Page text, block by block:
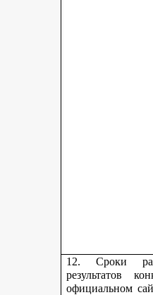
12. Сроки
результатов
официальном